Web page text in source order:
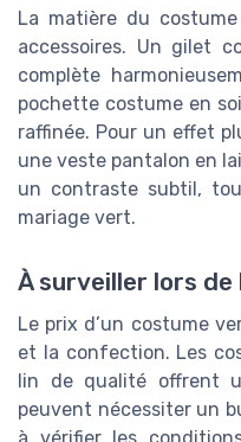
La matière du
accessoires. Un gilet
complète
pochette costume en
raffinée. Pour un effet
une veste pantalon en
un contraste subtil,
mariage vert.
À surveiller lors de
Le prix d’un costume
et la confection. Les
lin de qualité offrent
peuvent nécessiter un
à vérifier les